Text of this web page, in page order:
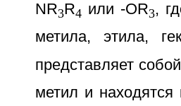
NR3R4 или -OR3,
метила, этила,
представляет
метил и находятся